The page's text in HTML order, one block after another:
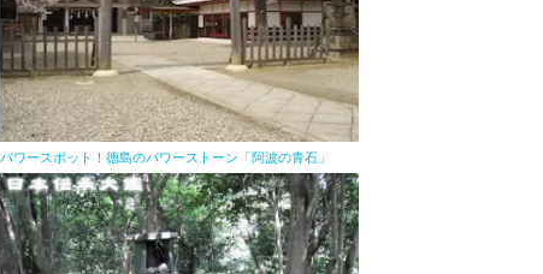
パワースポット！徳島のパワーストーン「阿波の青石」